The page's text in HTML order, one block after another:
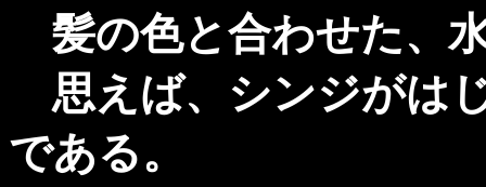
髪の色と合わせた、
思えば、シンジがは
である。